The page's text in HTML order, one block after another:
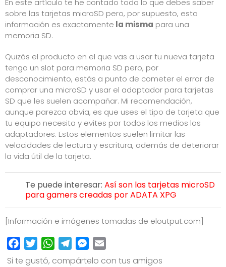
En este artículo te he contado todo lo que debes saber
sobre las tarjetas microSD pero, por supuesto, esta
información es exactamente la misma para una
memoria SD.
Quizás el producto en el que vas a usar tu nueva tarjeta
tenga un slot para memoria SD pero, por
desconocimiento, estás a punto de cometer el error de
comprar una microSD y usar el adaptador para tarjetas
SD que les suelen acompañar. Mi recomendación,
aunque parezca obvia, es que uses el tipo de tarjeta que
tu equipo necesita y evites por todos los medios los
adaptadores. Estos elementos suelen limitar las
velocidades de lectura y escritura, además de deteriorar
la vida útil de la tarjeta.
Te puede interesar: Así son las tarjetas microSD
para gamers creadas por ADATA XPG
[Información e imágenes tomadas de eloutput.com]
FacebookTwitterWhatsApp
TelegramMessenger
Si te gustó, compártelo con tus amigos